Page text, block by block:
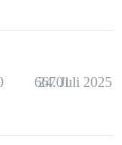
66701
24. Juli 2025